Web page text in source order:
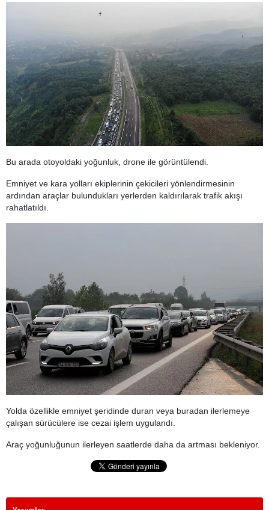
Bu arada otoyoldaki yoğunluk, drone ile görüntülendi.
Emniyet ve kara yolları ekiplerinin çekicileri yönlendirmesinin
ardından araçlar bulundukları yerlerden kaldırılarak trafik akışı
rahatlatıldı.
Yolda özellikle emniyet şeridinde duran veya buradan ilerlemeye
çalışan sürücülere ise cezai işlem uygulandı.
Araç yoğunluğunun ilerleyen saatlerde daha da artması bekleniyor.